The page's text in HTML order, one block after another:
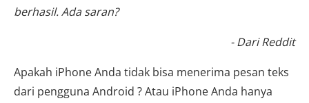
berhasil. Ada saran?
- Dari Reddit
Apakah iPhone Anda tidak bisa menerima pesan teks
dari pengguna Android ? Atau iPhone Anda hanya